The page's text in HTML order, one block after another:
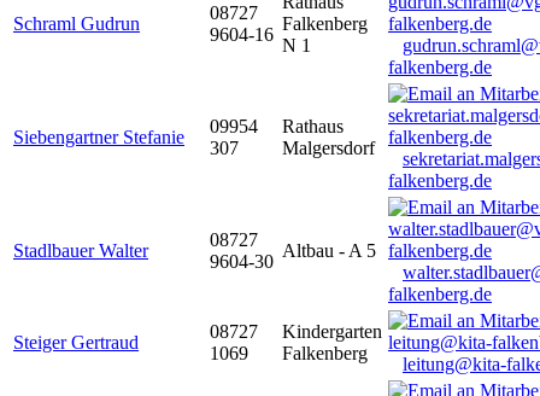
Schraml Gudrun
08727
9604-16
Falkenberg
N 1
falkenberg.de
Siebengartner Stefanie
09954
307
Rathaus
Malgersdorf
falkenberg.de
Stadlbauer Walter
08727
9604-30
Altbau - A 5
falkenberg.de
Steiger Gertraud
08727
1069
Kindergarten
Falkenberg
leitung@kita-